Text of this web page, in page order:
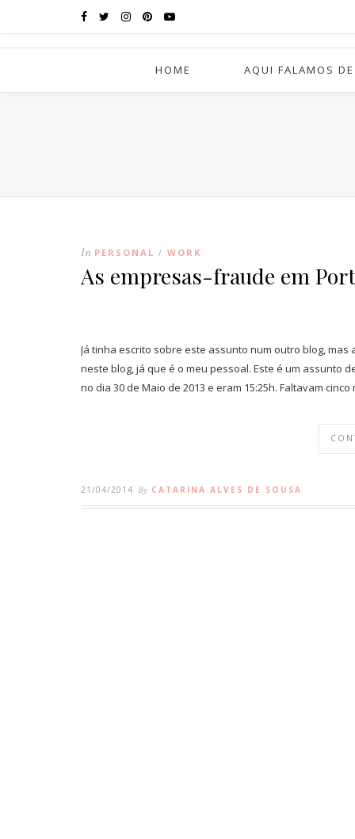
HOME AQUI FALAMOS DE
In PERSONAL / WORK
As empresas-fraude em
Já tinha escrito sobre este assunto num outro blog,
neste blog, já que é o meu pessoal. Este é um assunto
no dia 30 de Maio de 2013 e eram 15:25h. Faltavam
21/04/2014 By CATARINA ALVES DE SOUSA